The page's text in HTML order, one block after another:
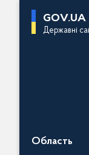
GOV.UA
Державні
Область